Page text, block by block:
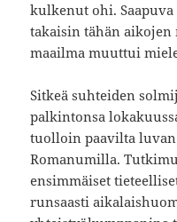
kulkenut ohi.
takaisin tähän aikojen
maailma muuttui
Sitkeä suhteiden
palkintonsa
tuolloin paavilta
Romanumilla.
ensimmäiset
runsaasti